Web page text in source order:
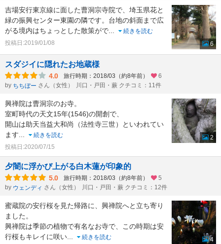
吉場安行東京線に面した曹洞宗寺院で、埼玉県花と
緑の振興センター東園の隣です。台地の斜面まで広
がる境内はちょっとした散策がで
続きを読む
投稿日:2019/01/08
6
スダジイに隠れたお地蔵様
4.0 旅行時期：2018/03（約8年前）
6
by ちちぼー さん（女性） 川口・戸田・蕨 クチコミ：11件
興禅院は曹洞宗のお寺。
室町時代の天文15年(1546)の開創で、
開山は助天当益大和尚（法性寺三世）といわれてい
ます
続きを読む
投稿日:2020/07/15
2
夕闇に浮かび上がる白木蓮が印象的
5.0 旅行時期：2018/03（約8年前）
5
by ウェンディ さん（女性） 川口・戸田・蕨 クチコミ：12件
蜜蔵院の安行桜を見た帰路に、興禅院へと立ち寄り
ました。
興禅院は季節の植物で有名なお寺で、この時期は安
行桜もキレイに咲い
続きを読む
4